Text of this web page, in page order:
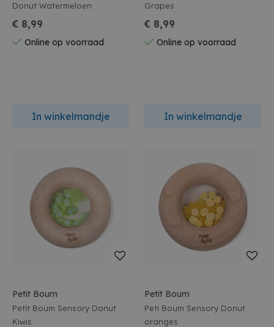
Donut Watermeloen
€ 8,99
Online op voorraad
In winkelmandje
Grapes
€ 8,99
Online op voorraad
In winkelmandje
Petit Boum
Petit Boum Sensory Donut
Kiwis
Petit Boum
Peti Boum Sensory Donut
oranges